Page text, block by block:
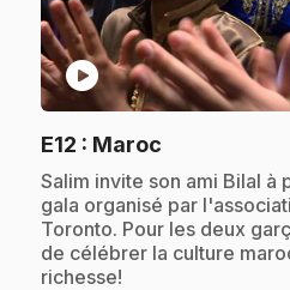
play_circle
E12 : Maroc
.Salim invite son ami Bilal à
gala organisé par
Toronto. Pour les deux
de célébrer la culture
richesse!